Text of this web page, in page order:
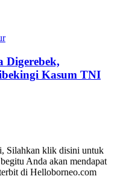
Digerebek,
Kasum TNI
Silahkan klik disini untuk
Anda akan mendapat
di Helloborneo.com